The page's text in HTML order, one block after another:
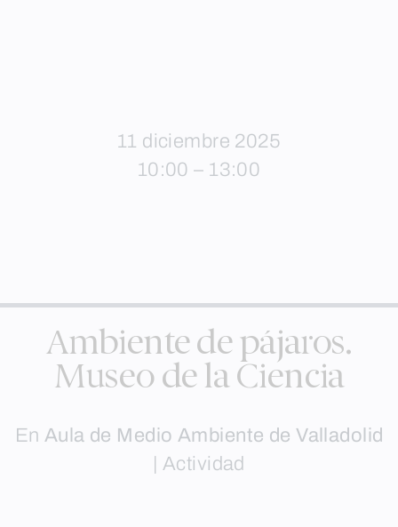
11 diciembre 2025
10:00 – 13:00
Ambiente de pájaros.
Museo de la Ciencia
En Aula de Medio Ambiente de Valladolid
Actividad